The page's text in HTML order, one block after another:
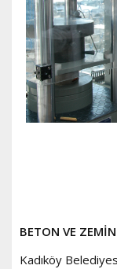
BETON VE
Kadıköy